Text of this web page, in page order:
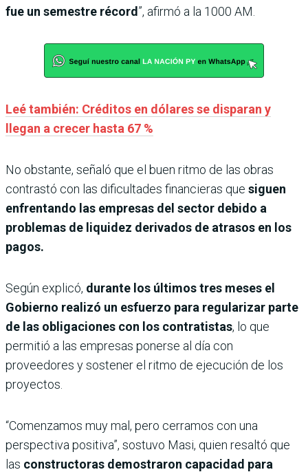
fue un semestre récord”, afirmó a la 1000 AM.
Leé también: Créditos en dólares se disparan y
llegan a crecer hasta 67 %
No obstante, señaló que el buen ritmo de las obras
contrastó con las dificultades financieras que siguen
enfrentando las empresas del sector debido a
problemas de liquidez derivados de atrasos en los
pagos.
Según explicó, durante los últimos tres meses el
Gobierno realizó un esfuerzo para regularizar parte
de las obligaciones con los contratistas, lo que
permitió a las empresas ponerse al día con
proveedores y sostener el ritmo de ejecución de los
proyectos.
“Comenzamos muy mal, pero cerramos con una
perspectiva positiva”, sostuvo Masi, quien resaltó que
las constructoras demostraron capacidad para